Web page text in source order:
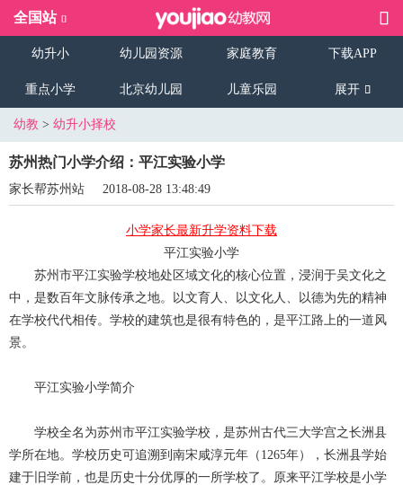
全国站
幼升小 幼儿园资源 家庭教育 下载APP
重点小学 北京幼儿园 儿童乐园 展开
幼教 > 幼升小择校
苏州热门小学介绍：平江实验小学
家长帮苏州站 2018-08-28 13:48:49
小学家长最新升学资料下载
平江实验小学
苏州市平江实验学校地处区域文化的核心位置，浸润于吴文化之
中，是数百年文脉传承之地。以文育人、以文化人、以德为先的精神
在学校代代相传。学校的建筑也是很有特色的，是平江路上的一道风
景。
平江实验小学简介
学校全名为苏州市平江实验学校，是苏州古代三大学宫之长洲县
学所在地。学校历史可追溯到南宋咸淳元年（1265年），长洲县学始
建于旧学前，也是历史十分优厚的一所学校了。原来平江学校是小学